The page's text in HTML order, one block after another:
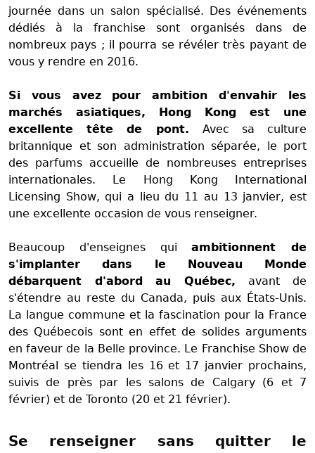
journée dans un salon spécialisé. Des événements
dédiés à la franchise sont organisés dans de
nombreux pays ; il pourra se révéler très payant de
vous y rendre en 2016.
Si vous avez pour ambition d'envahir les
marchés asiatiques, Hong Kong est une
excellente tête de pont. Avec sa culture
britannique et son administration séparée, le port
des parfums accueille de nombreuses entreprises
internationales. Le Hong Kong International
Licensing Show, qui a lieu du 11 au 13 janvier, est
une excellente occasion de vous renseigner.
Beaucoup d'enseignes quiambitionnent de
s'implanter dans le Nouveau Monde
débarquent d'abord au Québec, avant de
s'étendre au reste du Canada, puis aux États-Unis.
La langue commune et la fascination pour la France
des Québecois sont en effet de solides arguments
en faveur de la Belle province. Le Franchise Show de
Montréal se tiendra les 16 et 17 janvier prochains,
suivis de près par les salons de Calgary (6 et 7
février) et de Toronto (20 et 21 février).
Se renseigner sans quitter le